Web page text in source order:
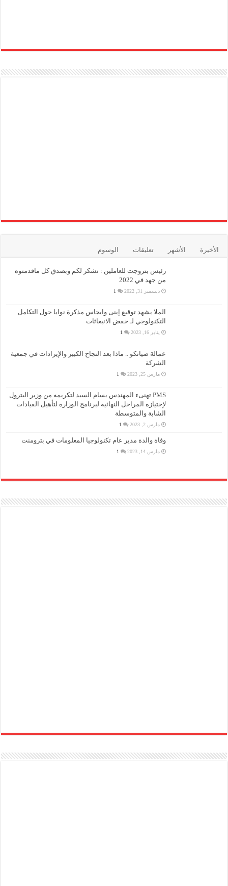
الأخيرة الأشهر تعليقات الوسوم
رئيس بتروجت للعاملين : نشكر لكم وبصدق كل ماقدمتوه
من جهد في 2022
ديسمبر 31, 2022 1
الملا يشهد توقيع إينى وايجاس مذكرة نوايا حول التكامل
التكنولوجي لـ خفض الانبعاثات
يناير 16, 2023 1
عمالة صيانكو .. ماذا بعد النجاح الكبير والإيرادات في جمعية
الشركة
مارس 25, 2023 1
PMS تهنىء المهندس بسام السيد لتكريمه من وزير البترول
لإجتيازه المراحل النهائية لبرنامج الوزارة لتأهيل القيادات
الشابة والمتوسطة
مارس 2, 2023 1
وفاة والدة مدير عام تكنولوجيا المعلومات في بترومنت
مارس 14, 2023 1